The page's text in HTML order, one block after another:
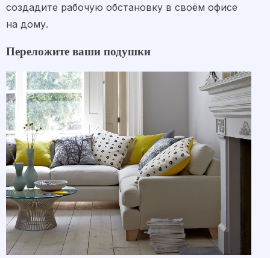
создадите рабочую обстановку в своём офисе
на дому.
Переложите ваши подушки